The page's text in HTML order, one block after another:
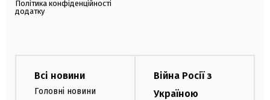
Політика конфіденційності
додатку
Всі новини
Головні новини
Війна Росії з
Україною